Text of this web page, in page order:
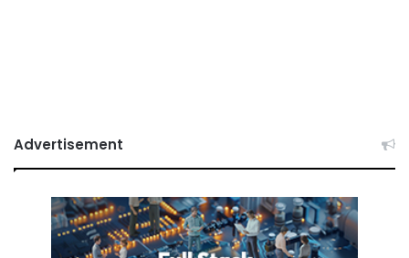
Advertisement